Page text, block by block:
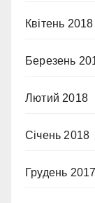
Квітень 2018
Березень
Лютий 2018
Січень 2018
Грудень 2017